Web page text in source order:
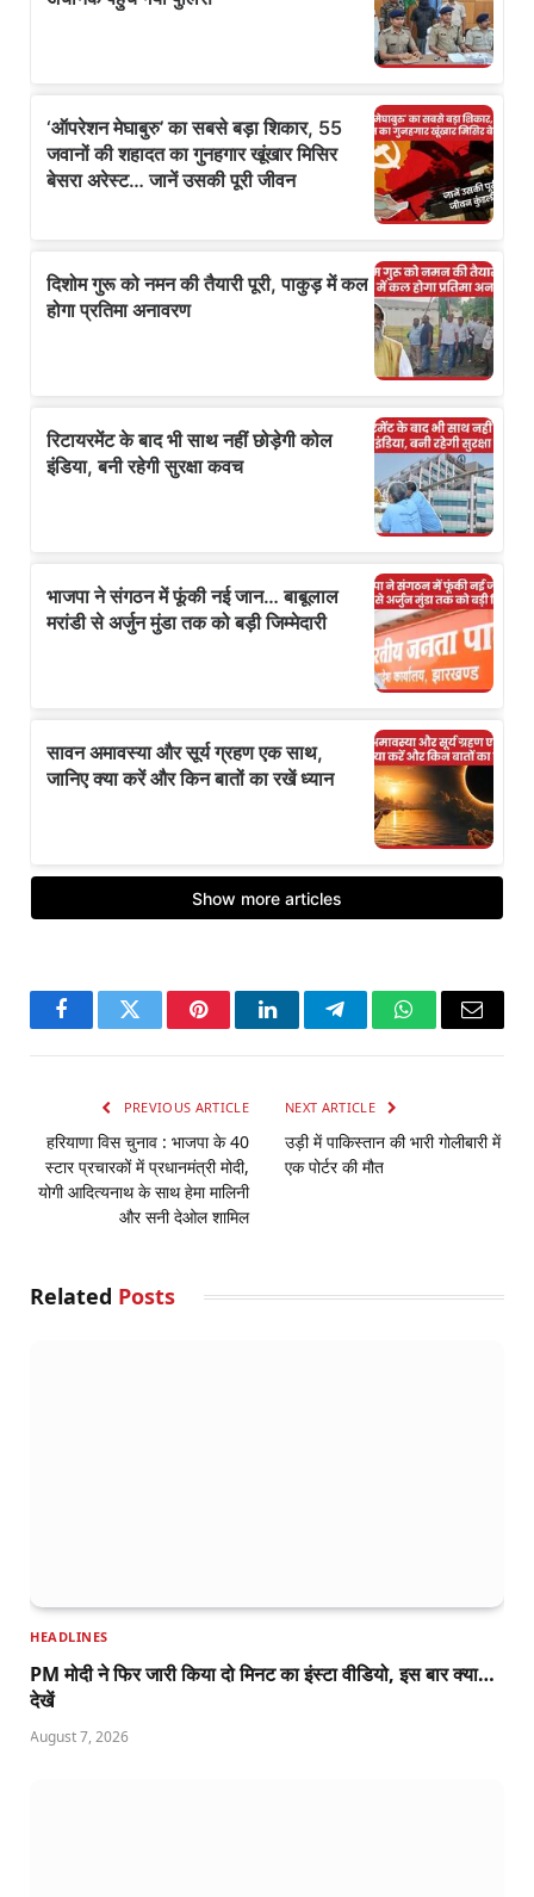
FacebookTwitter PinterestLinkedInTelegramWhatsApp
Email
PREVIOUS ARTICLE
हरियाणा विस चुनाव : भाजपा के 40
स्टार प्रचारकों में प्रधानमंत्री मोदी,
योगी आदित्यनाथ के साथ हेमा मालिनी
और सनी देओल शामिल
NEXT ARTICLE
उड़ी में पाकिस्तान की भारी गोलीबारी में
एक पोर्टर की मौत
Related Posts
HEADLINES
PM मोदी ने फिर जारी किया दो मिनट का इंस्टा वीडियो, इस बार क्या…
देखें
August 7, 2026